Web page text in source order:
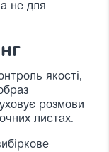
не для
якості,
розмови
листах.